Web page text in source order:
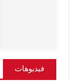
فيديوهات